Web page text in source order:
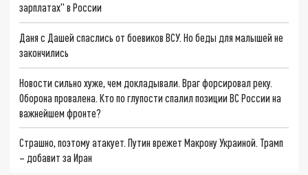
зарплатах" в России
Даня с Дашей спаслись от боевиков ВСУ. Но беды для малышей не
закончились
Новости сильно хуже, чем докладывали. Враг форсировал реку.
Оборона провалена. Кто по глупости спалил позиции ВС России на
важнейшем фронте?
Страшно, поэтому атакует. Путин врежет Макрону Украиной. Трамп
– добавит за Иран